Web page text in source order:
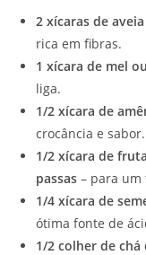
2 xícaras de
rica em fibras.
1 xícara de mel
liga.
1/2 xícara de
crocância e sabor.
1/2 xícara de
passas – para
1/4 xícara de
ótima fonte de
1/2 colher de chá